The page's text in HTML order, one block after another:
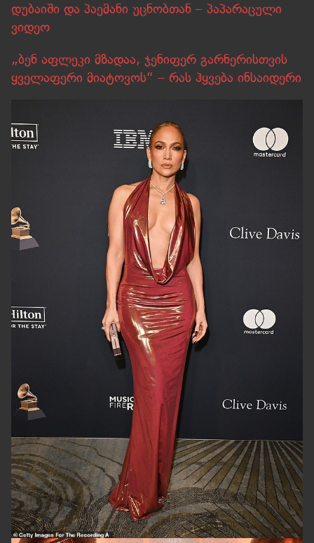
დუბაიში და პაემანი უცნობთან – პაპარაცული
ვიდეო
„ბენ აფლეკი მზადაა, ჯენიფერ გარნერისთვის
ყველაფერი მიატოვოს“ – რას ჰყვება ინსაიდერი